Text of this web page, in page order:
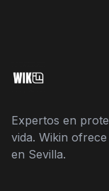
Expertos en
vida. Wikin
en Sevilla.